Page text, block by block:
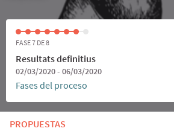
FASE 7 DE 8
Resultats definitius
02/03/2020 - 06/03/2020
Fases del proceso
PROPUESTAS